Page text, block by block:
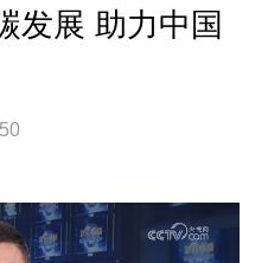
发展 助力中国